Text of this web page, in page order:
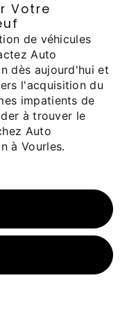
Votre
de véhicules
Auto
dès aujourd'hui et
l'acquisition du
impatients de
à trouver le
Auto
à Vourles.